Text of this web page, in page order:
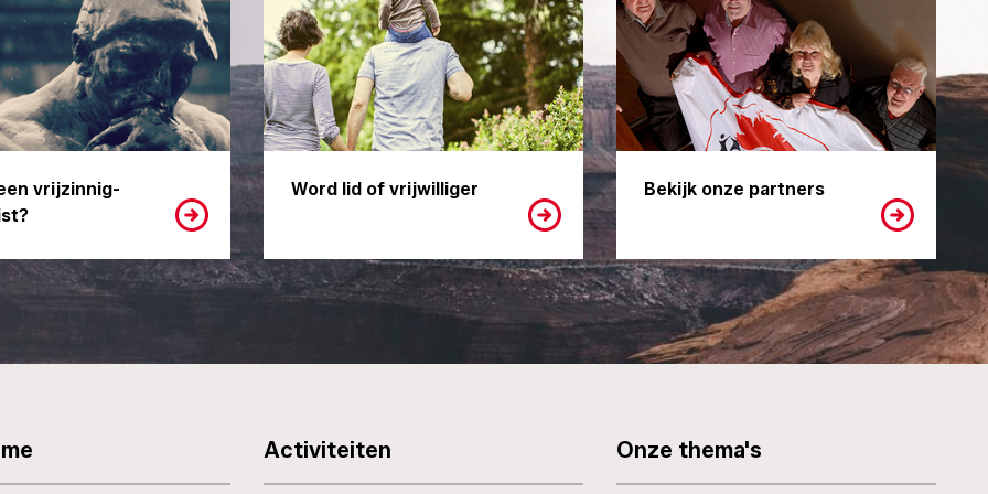
vrijzinnig-
Word lid of vrijwilliger Bekijk onze partners
Activiteiten Onze thema's